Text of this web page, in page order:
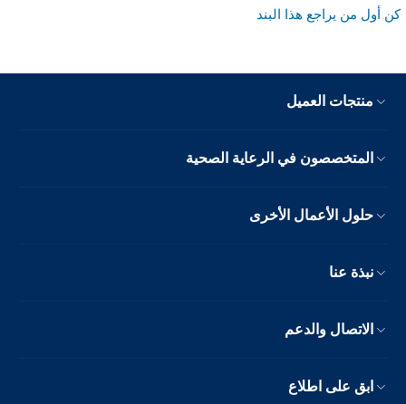
كن أول من يراجع هذا البند
منتجات العميل
المتخصصون في الرعاية الصحية
حلول الأعمال الأخرى
نبذة عنا
الاتصال والدعم
ابق على اطلاع